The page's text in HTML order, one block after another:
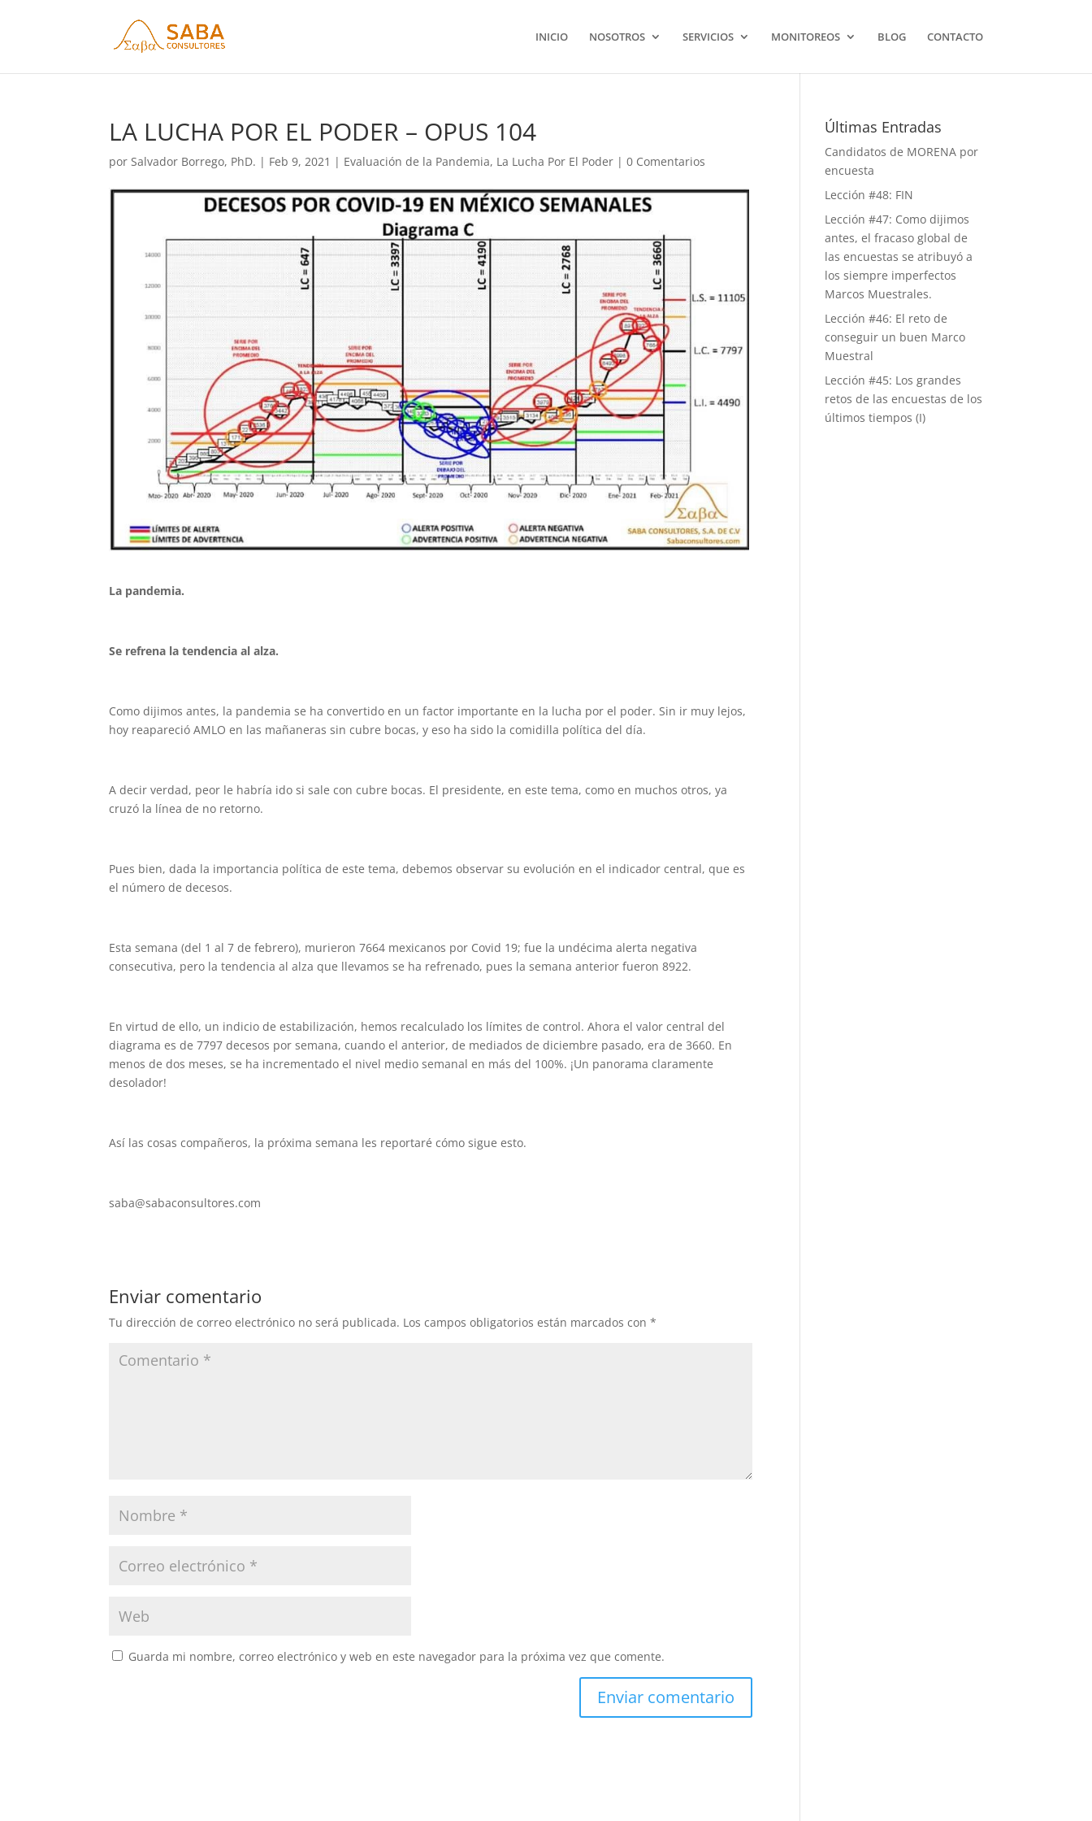
INICIO NOSOTROS SERVICIOS MONITOREOS BLOG CONTACTO
LA LUCHA POR EL PODER – OPUS 104
porSalvador Borrego, PhD. | Feb 9, 2021 | Evaluación de la Pandemia, La Lucha Por El Poder |0 Comentarios
La pandemia.
Se refrena la tendencia al alza.
Como dijimos antes, la pandemia se ha convertido en un factor importante en la lucha por el poder. Sin ir muy lejos,
hoy reapareció AMLO en las mañaneras sin cubre bocas, y eso ha sido la comidilla política del día.
A decir verdad, peor le habría ido si sale con cubre bocas. El presidente, en este tema, como en muchos otros, ya
cruzó la línea de no retorno.
Pues bien, dada la importancia política de este tema, debemos observar su evolución en el indicador central, que es
el número de decesos.
Esta semana (del 1 al 7 de febrero), murieron 7664 mexicanos por Covid 19; fue la undécima alerta negativa
consecutiva, pero la tendencia al alza que llevamos se ha refrenado, pues la semana anterior fueron 8922.
En virtud de ello, un indicio de estabilización, hemos recalculado los límites de control. Ahora el valor central del
diagrama es de 7797 decesos por semana, cuando el anterior, de mediados de diciembre pasado, era de 3660. En
menos de dos meses, se ha incrementado el nivel medio semanal en más del 100%. ¡Un panorama claramente
desolador!
Así las cosas compañeros, la próxima semana les reportaré cómo sigue esto.
saba@sabaconsultores.com
Enviar comentario
Tu dirección de correo electrónico no será publicada. Los campos obligatorios están marcados con*
Guarda mi nombre, correo electrónico y web en este navegador para la próxima vez que comente.
Últimas Entradas
Candidatos de MORENA por
encuesta
Lección #48: FIN
Lección #47: Como dijimos
antes, el fracaso global de
las encuestas se atribuyó a
los siempre imperfectos
Marcos Muestrales.
Lección #46: El reto de
conseguir un buen Marco
Muestral
Lección #45: Los grandes
retos de las encuestas de los
últimos tiempos (I)